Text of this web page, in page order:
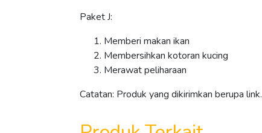
Paket J:
Memberi makan ikan
Membersihkan kotoran kucing
Merawat peliharaan
Catatan: Produk yang dikirimkan berupa link.